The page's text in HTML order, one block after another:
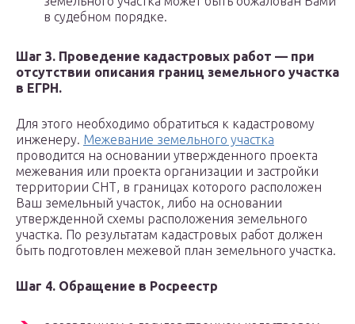
в судебном порядке.
Шаг 3. Проведение кадастровых работ — при
отсутствии описания границ земельного участка
в ЕГРН.
Для этого необходимо обратиться к кадастровому
инженеру. Межевание земельного участка
проводится на основании утвержденного проекта
межевания или проекта организации и застройки
территории СНТ, в границах которого расположен
Ваш земельный участок, либо на основании
утвержденной схемы расположения земельного
участка. По результатам кадастровых работ должен
быть подготовлен межевой план земельного участка.
Шаг 4. Обращение в Росреестр